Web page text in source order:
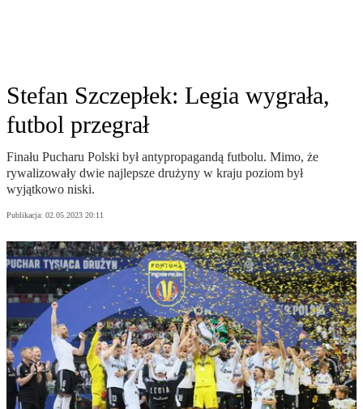
Stefan Szczepłek: Legia wygrała,
futbol przegrał
Finału Pucharu Polski był antypropagandą futbolu. Mimo, że
rywalizowały dwie najlepsze drużyny w kraju poziom był
wyjątkowo niski.
Publikacja: 02.05.2023 20:11